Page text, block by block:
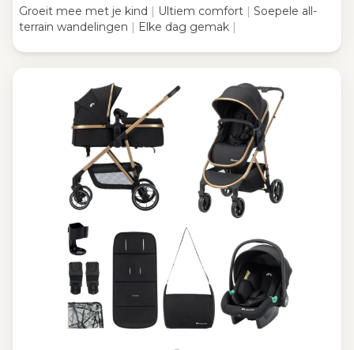
Groeit mee met je kind | Ultiem comfort | Soepele all-
terrain wandelingen | Elke dag gemak |